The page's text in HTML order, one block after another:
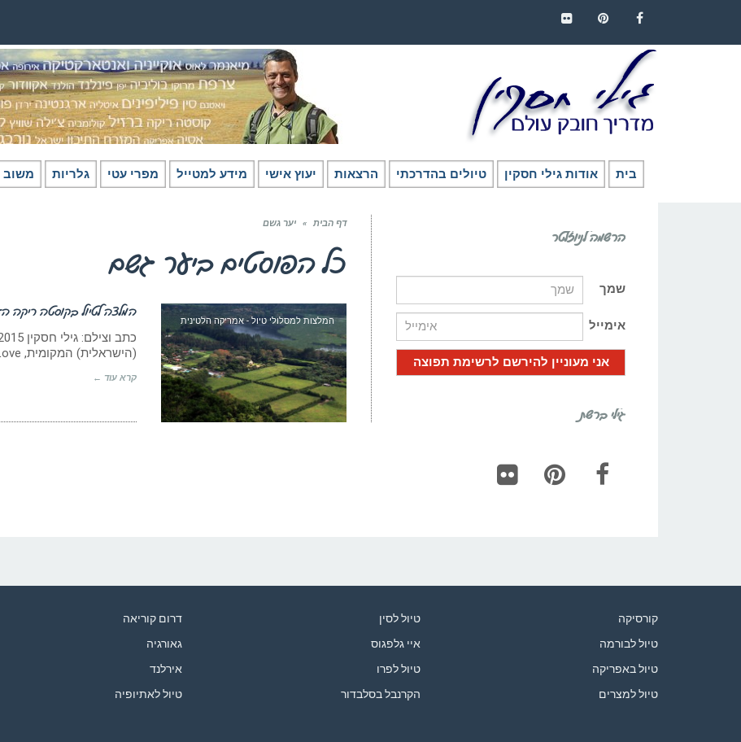
בית אודות גילי חסקין טיולים בהדרכתי הרצאות יעוץ אישי מידע למטייל מפרי עטי גלריות משוב
דף הבית » יער גשם
כל הפוסטים ביער גשם
המלצות למסלולי טיול - אמריקה הלטינית
המלצה לטיול בקוסטה ריקה
(הישראלית) המקומית, Lands in Love ראו: מצגת מקוסטה
קרא עוד ←
הרשמה לניוזלטר
שמך
אימייל
גילי ברשת
קורסיקה
טיול לבורמה
טיול באפריקה
טיול למצרים
טיול לסין
איי גלפגוס
טיול לפרו
הקרנבל בסלבדור
דרום קוריאה
גאורגיה
אירלנד
טיול לאתיופיה